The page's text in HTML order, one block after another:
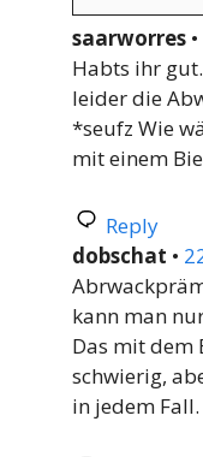
saarworres •
Habts ihr
leider die
*seufz Wie
mit einem
Reply
dobschat •
kann man
Das mit dem
schwierig,
in jedem Fall.